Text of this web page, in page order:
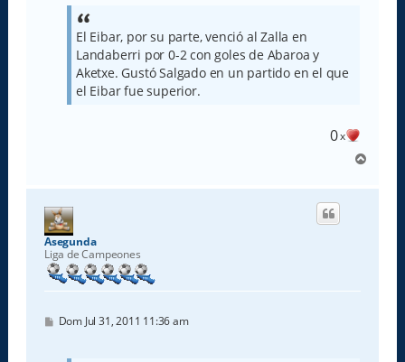
El Eibar, por su parte, venció al Zalla en
Landaberri por 0-2 con goles de Abaroa y
Aketxe. Gustó Salgado en un partido en el que
el Eibar fue superior.
0x
r
Asegunda
Liga de Campeones
M
Dom Jul 31, 2011 11:36 am